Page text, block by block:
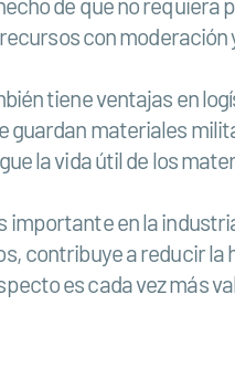
con
tiene ventajas en
guardan materiales
la vida útil de los
importante en la
contribuye a reducir
es cada vez más